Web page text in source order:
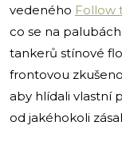
vedeného Follow
co se na
tankerů stínové
frontovou
aby hlídali vlastní
od jakéhokoli